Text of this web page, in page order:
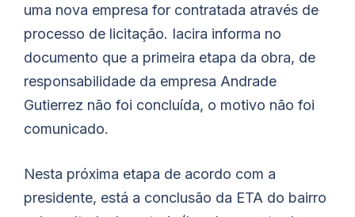
uma nova empresa for contratada através de
processo de licitação. Iacira informa no
documento que a primeira etapa da obra, de
responsabilidade da empresa Andrade
Gutierrez não foi concluída, o motivo não foi
comunicado.
Nesta próxima etapa de acordo com a
presidente, está a conclusão da ETA do bairro